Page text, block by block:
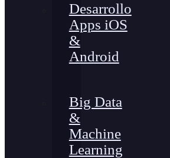
Desarrollo
Apps iOS
&
Android
Big Data
&
Machine
Learning